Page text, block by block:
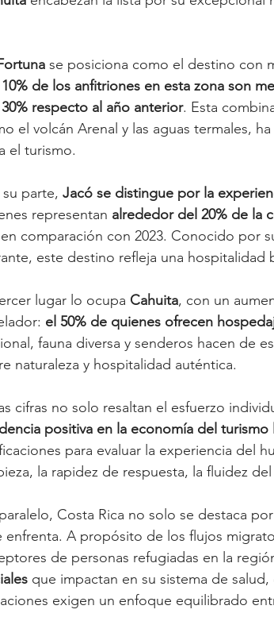
se posiciona como el destino con
10% de los anfitriones en esta zona son
respecto al año anterior. Esta
el volcán Arenal y las aguas termales,
el turismo.
su parte, Jacó se distingue por la
representan alrededor del 20% de la
comparación con 2023. Conocido por
este destino refleja una hospitalidad
lugar lo ocupa Cahuita, con un
el 50% de quienes ofrecen
fauna diversa y senderos hacen de
naturaleza y hospitalidad auténtica.
cifras no solo resaltan el esfuerzo
positiva en la economía del turismo
para evaluar la experiencia del
la rapidez de respuesta, la fluidez
Costa Rica no solo se destaca
enfrenta. A propósito de los flujos
de personas refugiadas en la
que impactan en su sistema de
exigen un enfoque equilibrado